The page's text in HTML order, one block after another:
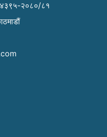
:४३९५-२०८०/८१